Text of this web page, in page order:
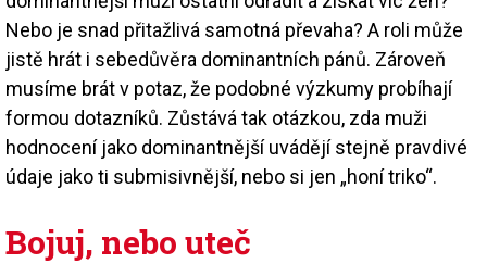
Nebo je snad přitažlivá samotná převaha? A roli může
jistě hrát i sebedůvěra dominantních pánů. Zároveň
musíme brát v potaz, že podobné výzkumy probíhají
formou dotazníků. Zůstává tak otázkou, zda muži
hodnocení jako dominantnější uvádějí stejně pravdivé
údaje jako ti submisivnější, nebo si jen „honí triko“.
Bojuj, nebo uteč